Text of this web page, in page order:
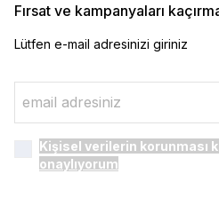
Fırsat ve kampanyaları
Lütfen e-mail adresinizi giriniz
Kişisel verilerin korunması
onaylıyorum